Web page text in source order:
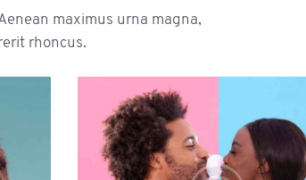
maximus urna magna,
rhoncus.